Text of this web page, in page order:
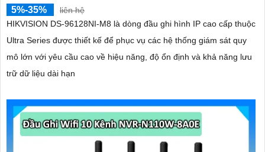
5%-35%
liên hệ
HIKVISION DS-96128NI-M8 là dòng đầu ghi hình IP cao cấp thuộc
Ultra Series được thiết kế để phục vụ các hệ thống giám sát quy
mô lớn với yêu cầu cao về hiệu năng, độ ổn định và khả năng lưu
trữ dữ liệu dài hạn